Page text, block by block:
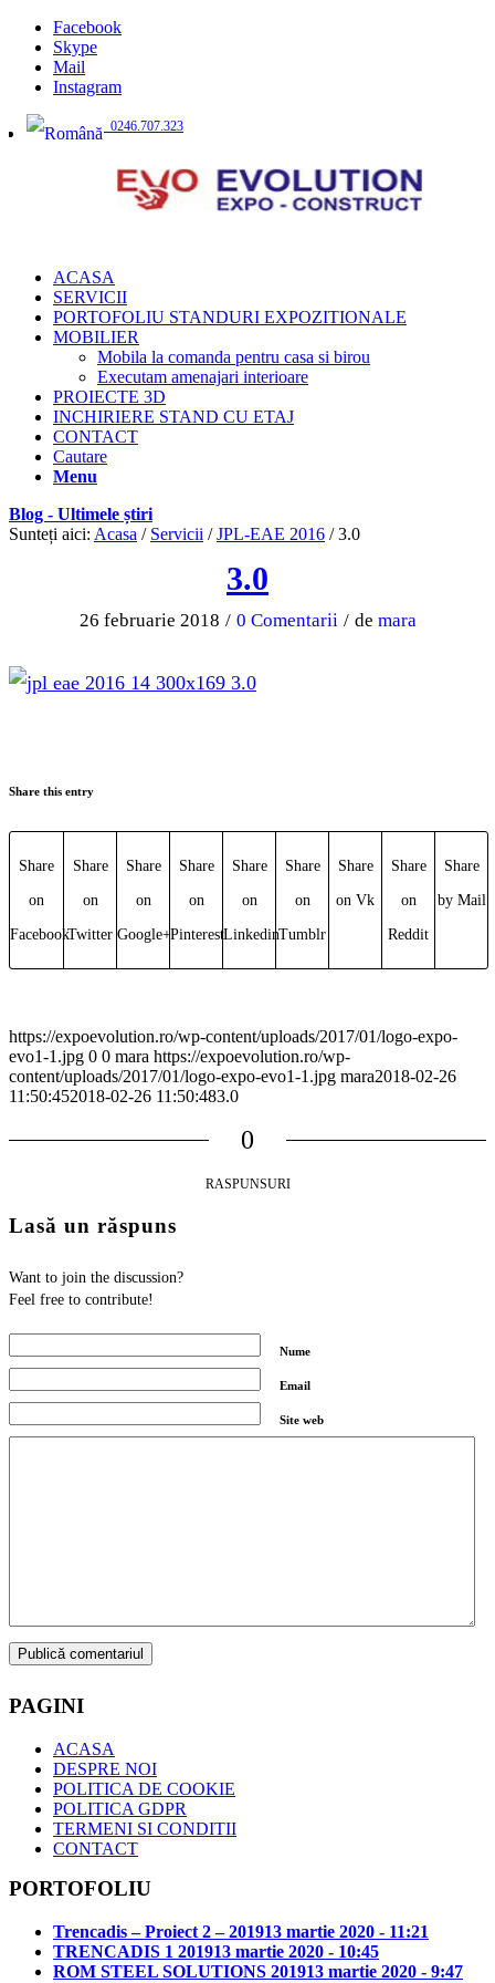
Facebook
Skype
Mail
Instagram
0246.707.323
ACASA
SERVICII
PORTOFOLIU STANDURI EXPOZITIONALE
MOBILIER
Mobila la comanda pentru casa si birou
Executam amenajari interioare
PROIECTE 3D
INCHIRIERE STAND CU ETAJ
CONTACT
Cautare
Menu
Blog - Ultimele știri
Sunteți aici: Acasa / Servicii / JPL-EAE 2016 / 3.0
3.0
26 februarie 2018 / 0 Comentarii / de mara
Share this entry
Share
on
Facebook
Share
on
Twitter
Share
on
Google+
Share
on
Pinterest
Share
on
Linkedin
Share
on
Tumblr
Share
on Vk
Share
on
Reddit
Share
by Mail
https://expoevolution.ro/wp-content/uploads/2017/01/logo-expo-
evo1-1.jpg 0 0 mara https://expoevolution.ro/wp-
content/uploads/2017/01/logo-expo-evo1-1.jpg mara2018-02-26
11:50:452018-02-26 11:50:483.0
0
RASPUNSURI
Lasă un răspuns
Want to join the discussion?
Feel free to contribute!
Nume
Email
Site web
PAGINI
ACASA
DESPRE NOI
POLITICA DE COOKIE
POLITICA GDPR
TERMENI SI CONDITII
CONTACT
PORTOFOLIU
Trencadis – Proiect 2 – 201913 martie 2020 - 11:21
TRENCADIS 1 201913 martie 2020 - 10:45
ROM STEEL SOLUTIONS 201913 martie 2020 - 9:47